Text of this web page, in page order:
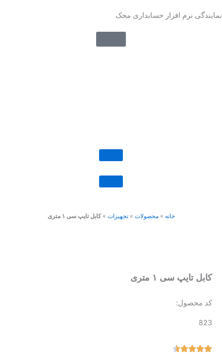
به
نمایندگی نرم افزار حسابداری محک
خانه »محصولات »تجهیزات »کابل تایپ سی ۱ متری
کابل تایپ سی ۱ متری
کد محصول:
823